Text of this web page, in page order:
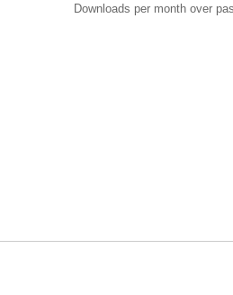
Downloads per month over